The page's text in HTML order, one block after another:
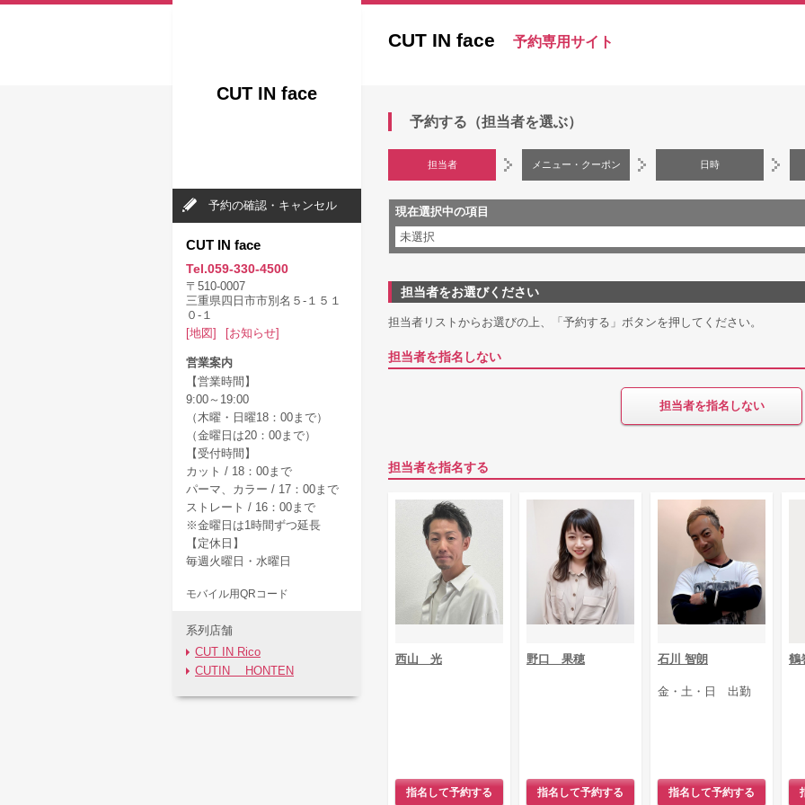
CUT IN face 予約専用サイト
予約する（担当者を選ぶ）
担当者 メニュー・クーポン 日時
現在選択中の項目
未選択
担当者をお選びください
担当者リストからお選びの上、「予約する」ボタンを押してください。
担当者を指名しない
担当者を指名しない
担当者を指名する
西山 光
指名して予約する
野口 果穂
指名して予約する
石川 智朗
金・土・日 出勤
指名して予約する
鶴
CUT IN face
予約の確認・キャンセル
CUT IN face
Tel.059-330-4500
〒510-0007
三重県四日市市別名５‐１５１
０‐１
[地図]
[お知らせ]
営業案内
【営業時間】
9:00～19:00
（木曜・日曜18：00まで）
（金曜日は20：00まで）
【受付時間】
カット / 18：00まで
パーマ、カラー / 17：00まで
ストレート / 16：00まで
※金曜日は1時間ずつ延長
【定休日】
毎週火曜日・水曜日
モバイル用QRコード
系列店舗
CUT IN Rico
CUTIN HONTEN